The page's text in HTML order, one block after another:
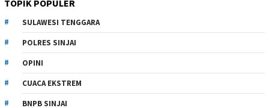
TOPIK POPULER
SULAWESI TENGGARA
POLRES SINJAI
OPINI
CUACA EKSTREM
BNPB SINJAI